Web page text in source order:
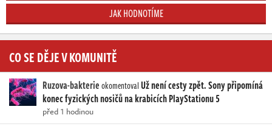
JAK HODNOTÍME
CO SE DĚJE V KOMUNITĚ
Ruzova-bakterieokomentovalUž není cesty zpět. Sony připomíná
konec fyzických nosičů na krabicích PlayStationu 5
před 1 hodinou